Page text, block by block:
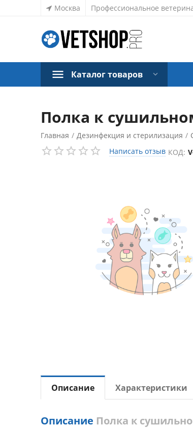
Москва Профессиональное
Каталог товаров
Полка к
Главная / Дезинфекция и стерилизация /
Написать отзыв КОД:
Описание Характеристики
Описание Полка к